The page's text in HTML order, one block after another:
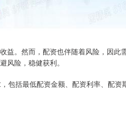
益。然而，配资也伴随着风险，因此
风险，稳健获利。
包括最低配资金额、配资利率、配资